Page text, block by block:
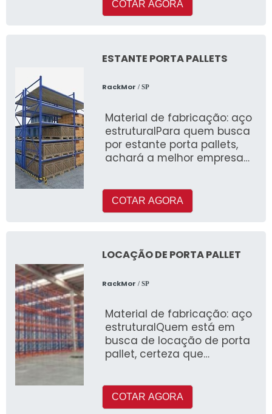
COTAR AGORA
ESTANTE PORTA PALLETS
RackMor / SP
Material de fabricação: aço
estruturalPara quem busca
por estante porta pallets,
achará a melhor empresa
COTAR AGORA
LOCAÇÃO DE PORTA PALLET
RackMor / SP
Material de fabricação: aço
estruturalQuem está em
busca de locação de porta
pallet, certeza que
COTAR AGORA